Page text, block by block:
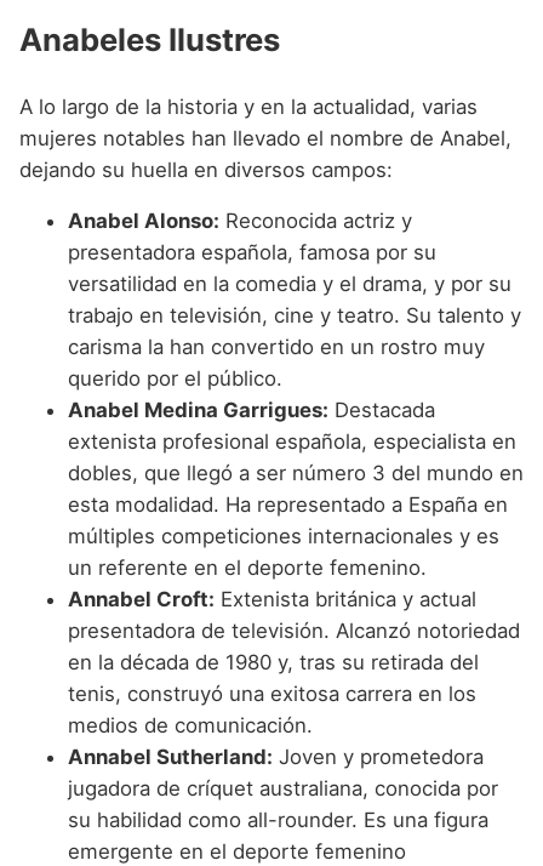
Anabeles Ilustres
A lo largo de la historia y en la actualidad, varias
mujeres notables han llevado el nombre de Anabel,
dejando su huella en diversos campos:
Anabel Alonso: Reconocida actriz y
presentadora española, famosa por su
versatilidad en la comedia y el drama, y por su
trabajo en televisión, cine y teatro. Su talento y
carisma la han convertido en un rostro muy
querido por el público.
Anabel Medina Garrigues: Destacada
extenista profesional española, especialista en
dobles, que llegó a ser número 3 del mundo en
esta modalidad. Ha representado a España en
múltiples competiciones internacionales y es
un referente en el deporte femenino.
Annabel Croft: Extenista británica y actual
presentadora de televisión. Alcanzó notoriedad
en la década de 1980 y, tras su retirada del
tenis, construyó una exitosa carrera en los
medios de comunicación.
Annabel Sutherland: Joven y prometedora
jugadora de críquet australiana, conocida por
su habilidad como all-rounder. Es una figura
emergente en el deporte femenino